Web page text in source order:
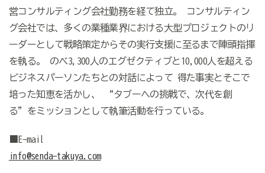
営コンサルティング会社勤務を経て独立。 コンサルティン
グ会社では、多くの業種業界における大型プロジェクトのリ
ーダーとして戦略策定からその実行支援に至るまで陣頭指揮
を執る。 のべ3,300人のエグゼクティブと10,000人を超える
ビジネスパーソンたちとの対話によって 得た事実とそこで
培った知恵を活かし、 “タブーへの挑戦で、次代を創
る”をミッションとして執筆活動を行っている。
■E-mail
info@senda-takuya.com